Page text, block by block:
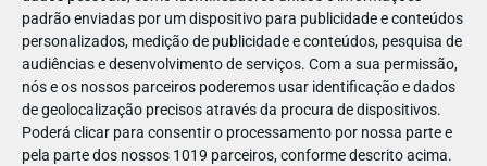
padrão enviadas por um dispositivo para publicidade e conteúdos
personalizados, medição de publicidade e conteúdos, pesquisa de
audiências e desenvolvimento de serviços. Com a sua permissão,
nós e os nossos parceiros poderemos usar identificação e dados
de geolocalização precisos através da procura de dispositivos.
Poderá clicar para consentir o processamento por nossa parte e
pela parte dos nossos 1019 parceiros, conforme descrito acima.